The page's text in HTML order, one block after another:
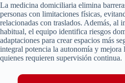
La medicina domiciliaria elimina
personas con limitaciones físicas,
relacionadas con traslados. Además, al
habitual, el equipo identifica riesgos
adaptaciones para crear espacios más
integral potencia la autonomía y mejora
quienes requieren supervisión continua.